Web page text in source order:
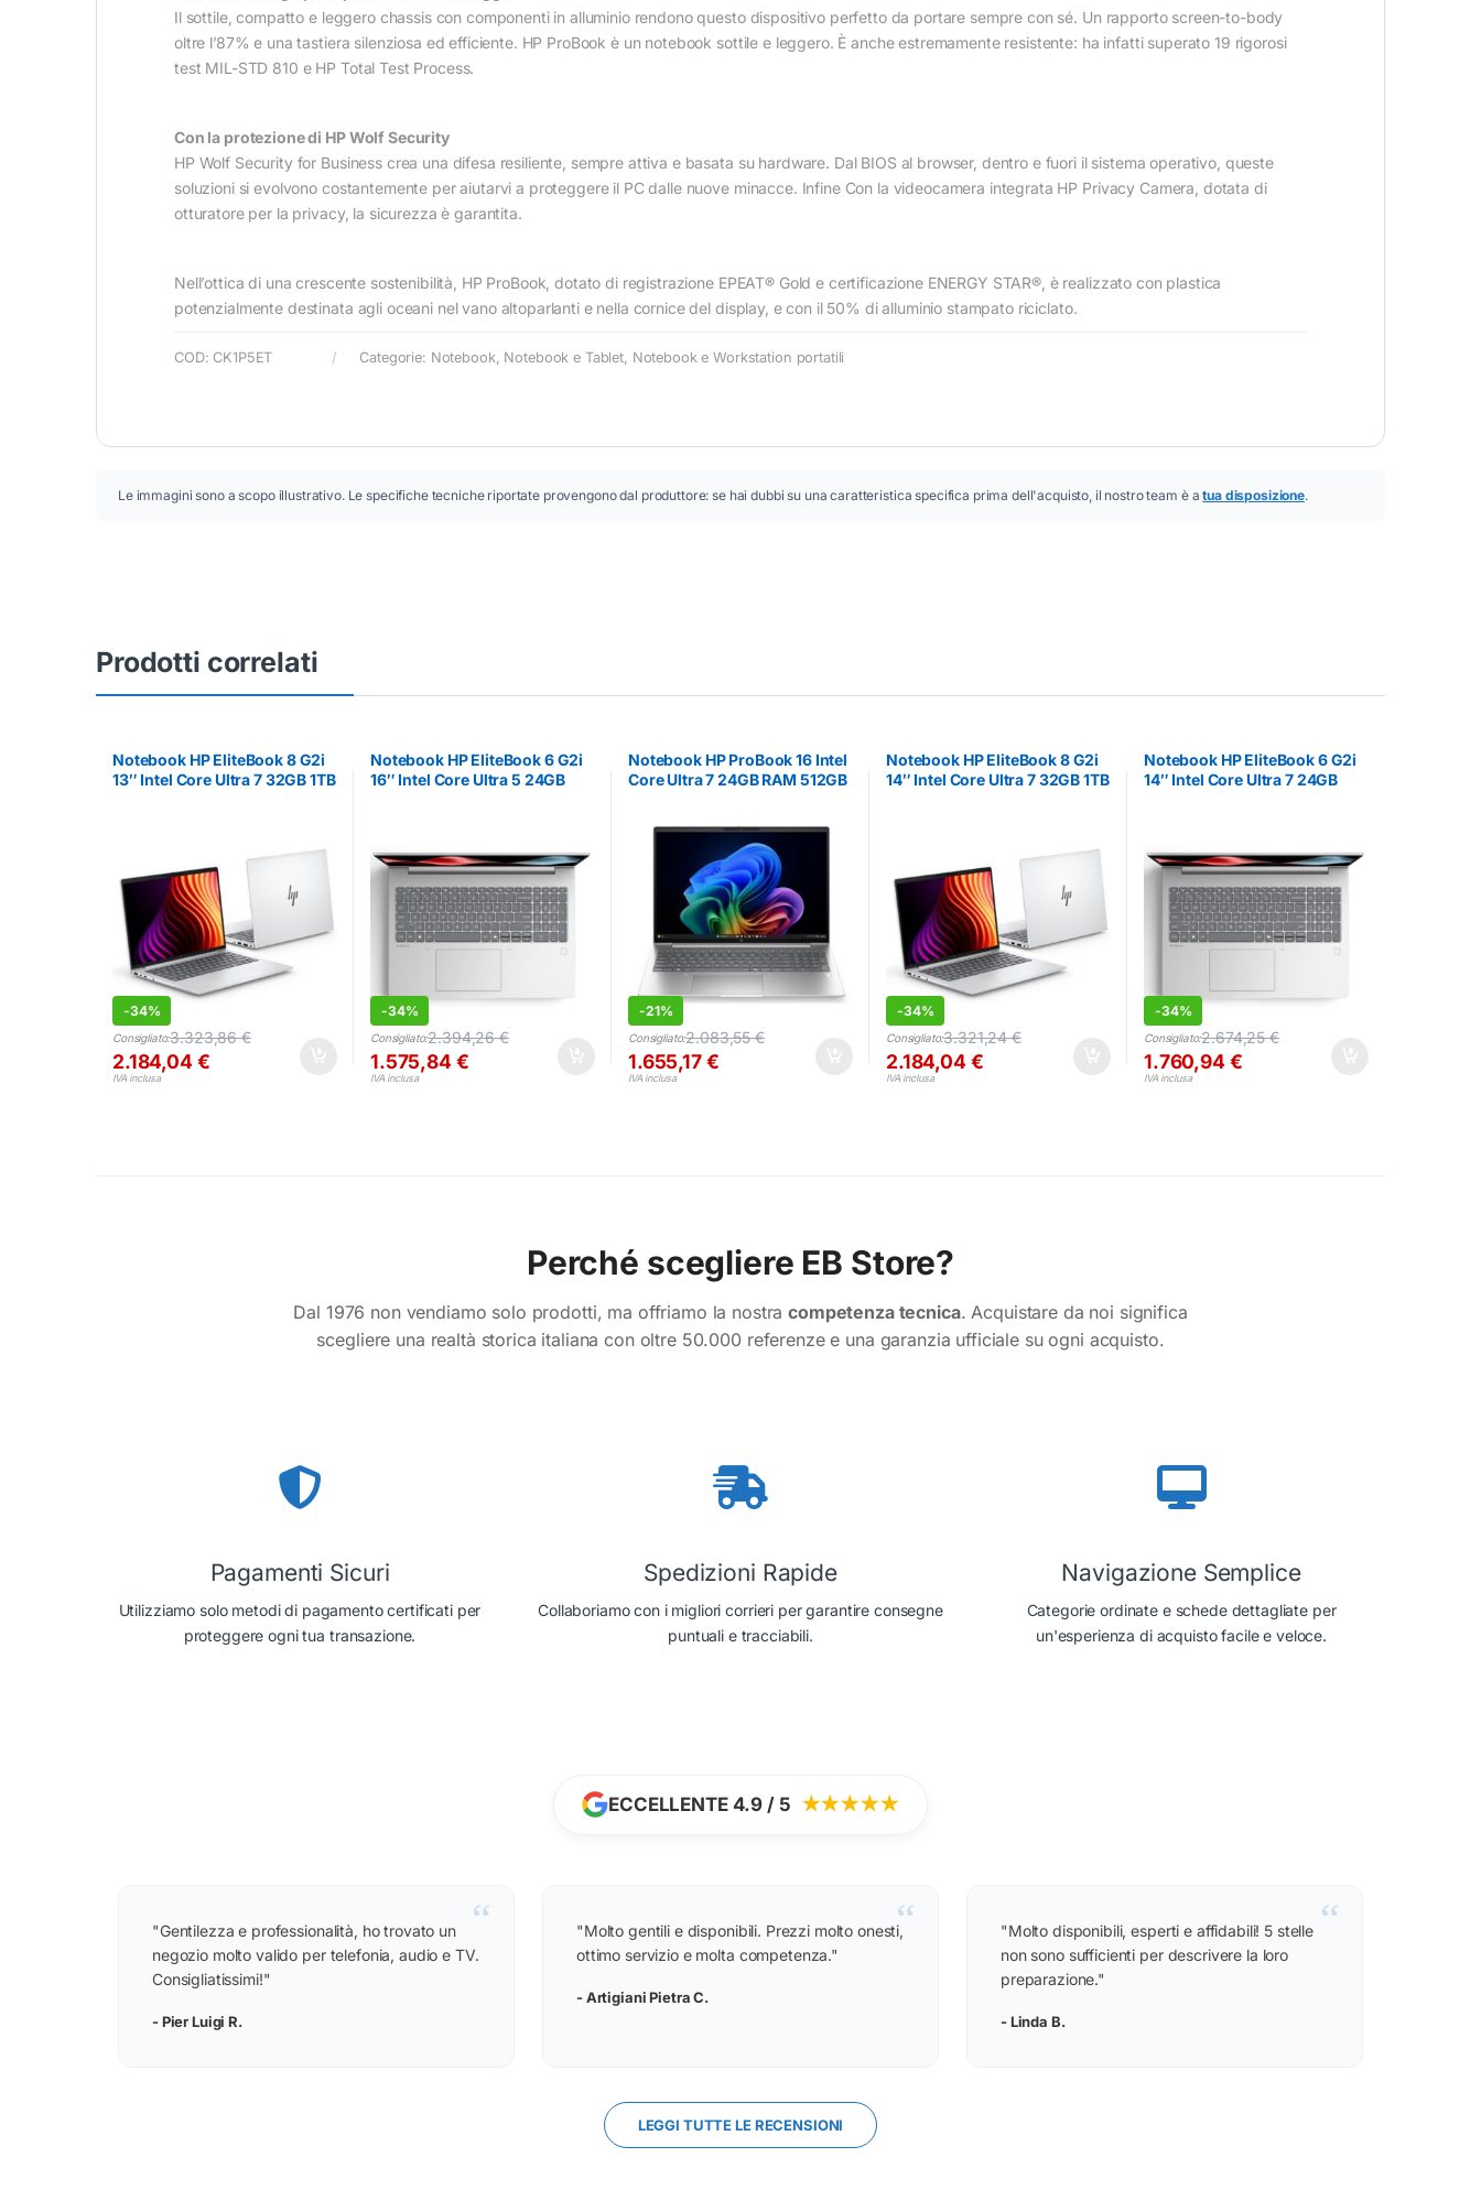
Conferma
Il sottile, compatto e leggero chassis con componenti in alluminio rendono questo dispositivo perfetto da portare sempre con sé. Un rapporto screen-to-body
oltre l’87% e una tastiera silenziosa ed efficiente. HP ProBook è un notebook sottile e leggero. È anche estremamente resistente: ha infatti superato 19 rigorosi
test MIL-STD 810 e HP Total Test Process.
Con la protezione di HP Wolf Security
HP Wolf Security for Business crea una difesa resiliente, sempre attiva e basata su hardware. Dal BIOS al browser, dentro e fuori il sistema operativo, queste
soluzioni si evolvono costantemente per aiutarvi a proteggere il PC dalle nuove minacce. Infine Con la videocamera integrata HP Privacy Camera, dotata di
otturatore per la privacy, la sicurezza è garantita.
Nell’ottica di una crescente sostenibilità, HP ProBook, dotato di registrazione EPEAT® Gold e certificazione ENERGY STAR®, è realizzato con plastica
potenzialmente destinata agli oceani nel vano altoparlanti e nella cornice del display, e con il 50% di alluminio stampato riciclato.
COD: CK1P5ET Categorie: Notebook Notebook e Tablet Notebook e Workstation portatili
Le immagini sono a scopo illustrativo. Le specifiche tecniche riportate provengono dal produttore: se hai dubbi su una caratteristica specifica prima dell'acquisto, il nostro team è atua disposizione.
Prodotti correlati
Notebook HP EliteBook 8 G2i
13″ Intel Core Ultra 7 32GB 1TB
-34%
Consigliato:3.323,86€
2.184,04 €
IVA inclusa
Notebook HP EliteBook 6 G2i
16″ Intel Core Ultra 5 24GB
-34%
Consigliato:2.394,26€
1.575,84 €
IVA inclusa
Notebook HP ProBook 16 Intel
Core Ultra 7 24GB RAM 512GB
-21%
Consigliato:2.083,55€
1.655,17€
IVA inclusa
Notebook HP EliteBook 8 G2i
14″ Intel Core Ultra 7 32GB 1TB
-34%
Consigliato:3.321,24€
2.184,04 €
IVA inclusa
Notebook HP EliteBook 6 G2i
14″ Intel Core Ultra 7 24GB
-34%
Consigliato:2.674,25€
1.760,94 €
IVA inclusa
Perché scegliere EB Store?
Dal 1976 non vendiamo solo prodotti, ma offriamo la nostracompetenza tecnica. Acquistare da noi significa
scegliere una realtà storica italiana con oltre 50.000 referenze e una garanzia ufficiale su ogni acquisto.
Pagamenti Sicuri
Utilizziamo solo metodi di pagamento certificati per
proteggere ogni tua transazione.
Spedizioni Rapide
Collaboriamo con i migliori corrieri per garantire consegne
puntuali e tracciabili.
Navigazione Semplice
Categorie ordinate e schede dettagliate per
un'esperienza di acquisto facile e veloce.
ECCELLENTE 4.9 / 5 ★★★★★
“
"Gentilezza e professionalità, ho trovato un
negozio molto valido per telefonia, audio e TV.
Consigliatissimi!"
- Pier Luigi R.
“
"Molto gentili e disponibili. Prezzi molto onesti,
ottimo servizio e molta competenza."
- Artigiani Pietra C.
“
"Molto disponibili, esperti e affidabili! 5 stelle
non sono sufficienti per descrivere la loro
preparazione."
- Linda B.
LEGGI TUTTE LE RECENSIONI
Conferma